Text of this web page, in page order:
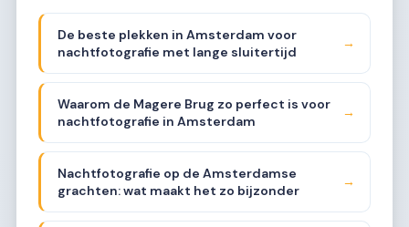
De beste plekken in Amsterdam voor
nachtfotografie met lange sluitertijd
→
Waarom de Magere Brug zo perfect is voor
nachtfotografie in Amsterdam
→
Nachtfotografie op de Amsterdamse
grachten: wat maakt het zo bijzonder
→